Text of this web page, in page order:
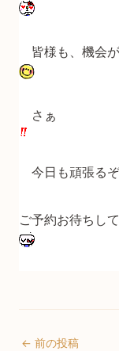
皆様も、機会
さぁ
今日も頑張る
ご予約お待ちし
← 前の投稿